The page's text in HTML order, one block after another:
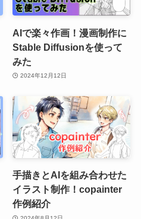
AIで楽々作画！漫画制作に
Stable Diffusionを使って
みた
2024年12月12日
手描きとAIを組み合わせた
イラスト制作！copainter
作例紹介